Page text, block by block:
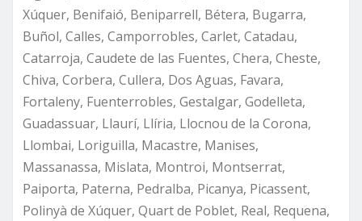
Xúquer, Benifaió, Beniparrell, Bétera, Bugarra,
Buñol, Calles, Camporrobles, Carlet, Catadau,
Catarroja, Caudete de las Fuentes, Chera, Cheste,
Chiva, Corbera, Cullera, Dos Aguas, Favara,
Fortaleny, Fuenterrobles, Gestalgar, Godelleta,
Guadassuar, Llaurí, Llíria, Llocnou de la Corona,
Llombai, Loriguilla, Macastre, Manises,
Massanassa, Mislata, Montroi, Montserrat,
Paiporta, Paterna, Pedralba, Picanya, Picassent,
Polinyà de Xúquer, Quart de Poblet, Real, Requena,